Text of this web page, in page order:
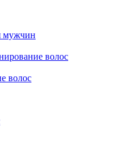
мужчин
волос
волос